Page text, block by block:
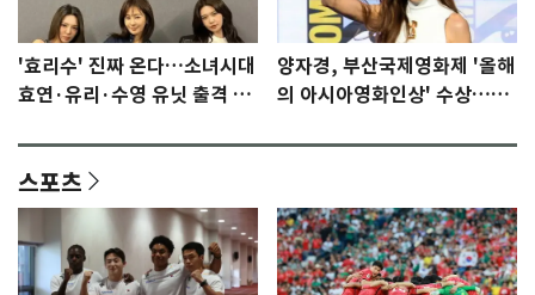
'효리수' 진짜 온다…소녀시대
효연·유리·수영 유닛 출격 [N
양자경, 부산국제영화제 '올해
의 아시아영화인상' 수상…15
스포츠